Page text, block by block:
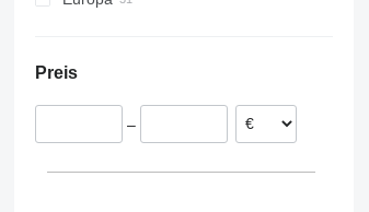
Portugal
Preis
–